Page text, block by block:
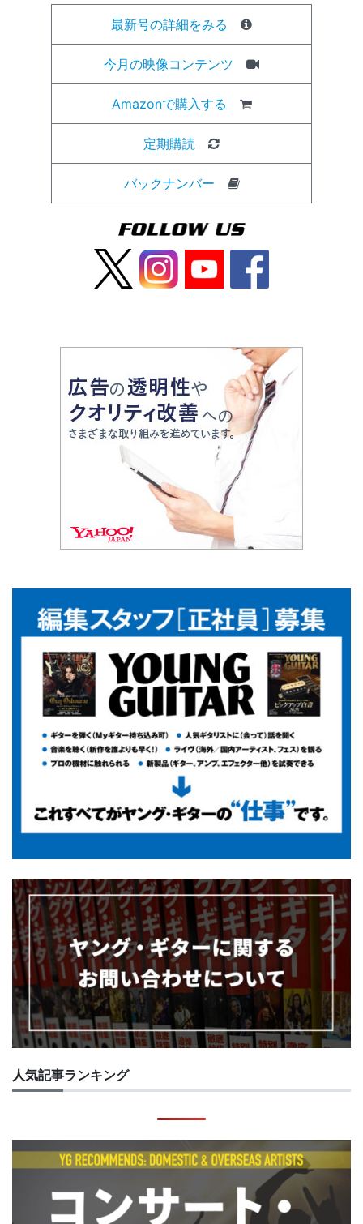
最新号の詳細をみる
今月の映像コンテンツ
Amazonで購入する
定期購読
バックナンバー
人気記事ランキング